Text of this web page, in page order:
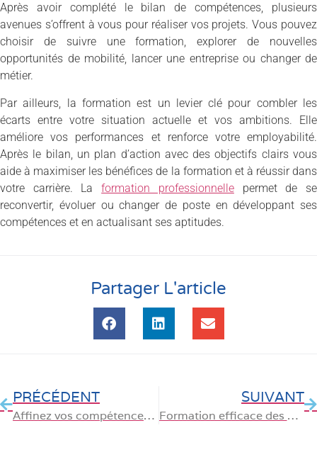
Après avoir complété le bilan de compétences, plusieurs
avenues s’offrent à vous pour réaliser vos projets. Vous pouvez
choisir de suivre une formation, explorer de nouvelles
opportunités de mobilité, lancer une entreprise ou changer de
métier.
Par ailleurs, la formation est un levier clé pour combler les
écarts entre votre situation actuelle et vos ambitions. Elle
améliore vos performances et renforce votre employabilité.
Après le bilan, un plan d’action avec des objectifs clairs vous
aide à maximiser les bénéfices de la formation et à réussir dans
votre carrière. Laformation professionnellepermet de se
reconvertir, évoluer ou changer de poste en développant ses
compétences et en actualisant ses aptitudes.
Partager L'article
PRÉCÉDENT
Affinez vos compétences et boostez votre carrière avec la maîtrise de l’anglais
SUIVANT
Formation efficace des nouveaux employés : clé du succès de votre entreprise